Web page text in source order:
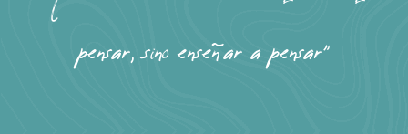
pensar, sino enseñar a pensar"